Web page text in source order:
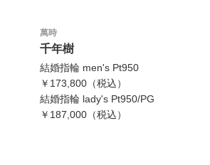
萬時
千年樹
結婚指輪 men's Pt950
￥173,800（税込）
結婚指輪 lady's Pt950/PG
￥187,000（税込）